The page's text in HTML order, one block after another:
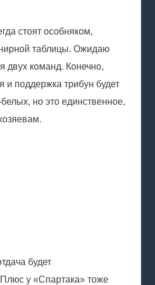
стоят особняком,
таблицы. Ожидаю
двух команд. Конечно,
и поддержка трибун будет
но это единственное,
будет
у «Спартака» тоже